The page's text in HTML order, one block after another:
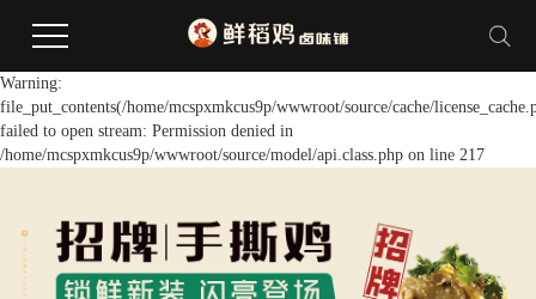
Warning:
file_put_contents(/home/mcspxmkcus9p/wwwroot/source/cache/
failed to open stream: Permission denied in
/home/mcspxmkcus9p/wwwroot/source/model/api.class.php on line 217